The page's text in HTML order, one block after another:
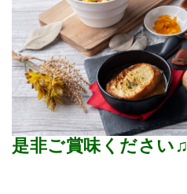
是非ご賞味ください♫